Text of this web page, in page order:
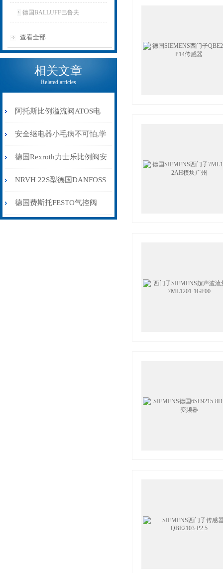
德国BALLUFF巴鲁夫
查看全部
相关文章
Related articles
阿托斯比例溢流阀ATOS电
液比例技术
安全继电器小毛病不可怕,学
会维修常识即可！
德国Rexroth力士乐比例阀安
装注意事项
NRVH 22S型德国DANFOSS
止回阀安装方法和注意事项
德国费斯托FESTO气控阀